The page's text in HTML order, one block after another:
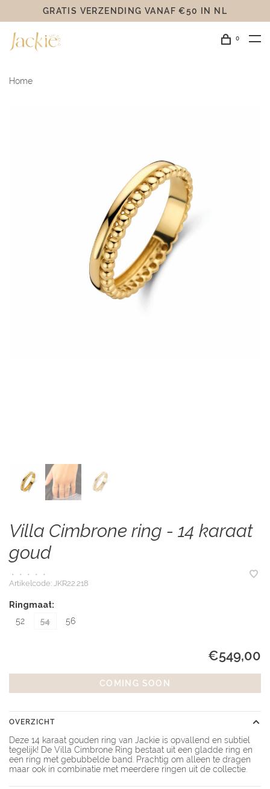
GRATIS VERZENDING VANAF €50 IN NL
0
Home
Villa Cimbrone ring - 14 karaat
goud
• • • •
•
Artikelcode: JKR22.218
Ringmaat:
52
54 56
€549,00
COMING SOON
OVERZICHT
Deze 14 karaat gouden ring van Jackie is opvallend en subtiel
tegelijk! De Villa Cimbrone Ring bestaat uit een gladde ring en
een ring met gebubbelde band. Prachtig om alleen te dragen
maar ook in combinatie met meerdere ringen uit de collectie.